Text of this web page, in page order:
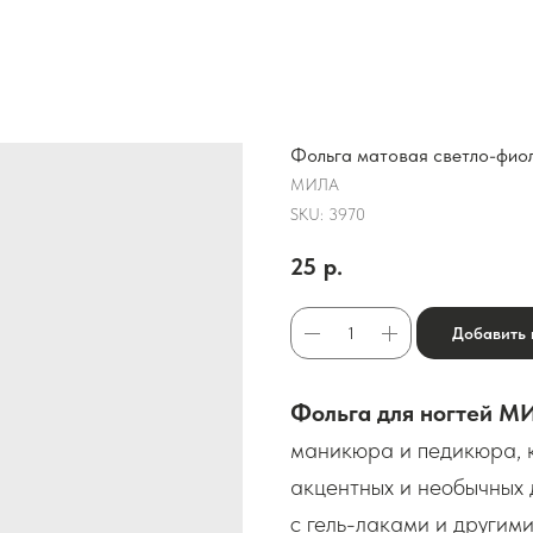
Фольга матовая светло-
МИЛА
SKU: 3970
25 р.
Добавить
Фольга для ногтей
маникюра и педикюра,
акцентных и
с гель-лаками и